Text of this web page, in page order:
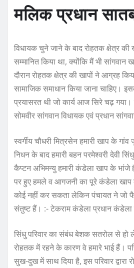
मलिक प्रधान
विधायक चुने जाने के बाद रोहतक क्षेत्र की
सम्मानित किया था, क्योंकि मैं भी सांगवान
दौरान रोहतक क्षेत्र की खापों ने आग्रह
सामाजिक समाधान किया जाना चाहिए।
प्रयासरत थी जो कार्य आज सिरे चढ़
सोमवीर सांगवान विधायक एवं प्रधान
स्वर्गीय चौधरी मित्रसेन हमारी खाप के
निधन के बाद हमारी बहन परमेश्वरी देवी
कैप्टन अभिमन्यु हमारी कंडेला खाप के भांजे
पर हुए हमले व आगजनी का पूरे कंडेला खाप
कोई नहीं कर सकता लेकिन पंचायत ने जो
संतुष्ट हैं। :- टेकराम कंडेला प्रधान कंडेला
सिंधु परिवार का संबंध बेशक सतरोल से
रोहतक में रहने के कारण वे हमारे भाई हैं।
सुख-दुख में साथ दिया है, इस परिवार द्वारा